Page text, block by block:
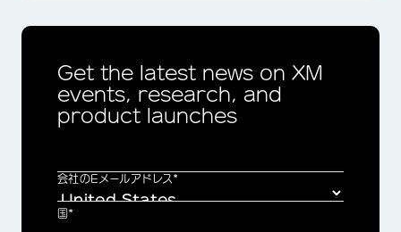
Get the latest news on XM
events, research, and
product launches
会社のEメールアドレス*
国*